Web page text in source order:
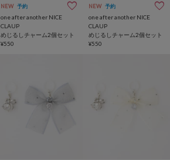
NEW 予約
one after another NICE
CLAUP
めじるしチャーム2個セット
¥550
NEW 予約
one after another NICE
CLAUP
めじるしチャーム2個セット
¥550